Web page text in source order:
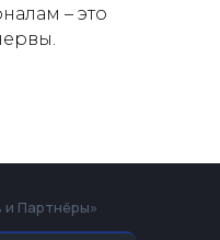
– это
Партнёры»